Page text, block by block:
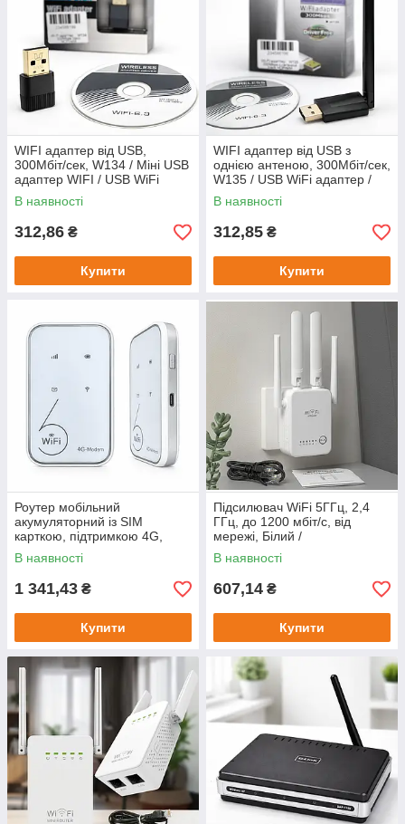
WIFI адаптер від USB,
300Мбіт/сек, W134 / Міні USB
адаптер WIFI / USB WiFi
адаптер / Вай фай адаптер у
комп'ютер
В наявності
312,86 ₴
Купити
WIFI адаптер від USB з
однією антеною, 300Мбіт/сек,
W135 / USB WiFi адаптер /
Вай фай адаптер у
комп'ютер / Міні WIFI
В наявності
312,85 ₴
Купити
Роутер мобільний
акумуляторний із SIM
карткою, підтримкою 4G,
LTE, до 300 мбіт, Білий /
Модем 4G / WiFi модем
В наявності
1 341,43 ₴
Купити
Підсилювач WiFi 5ГГц, 2,4
ГГц, до 1200 мбіт/с, від
мережі, Білий /
Маршрутизатор / Вай фай
ретранслятор для дому / Wifi
В наявності
607,14 ₴
Купити